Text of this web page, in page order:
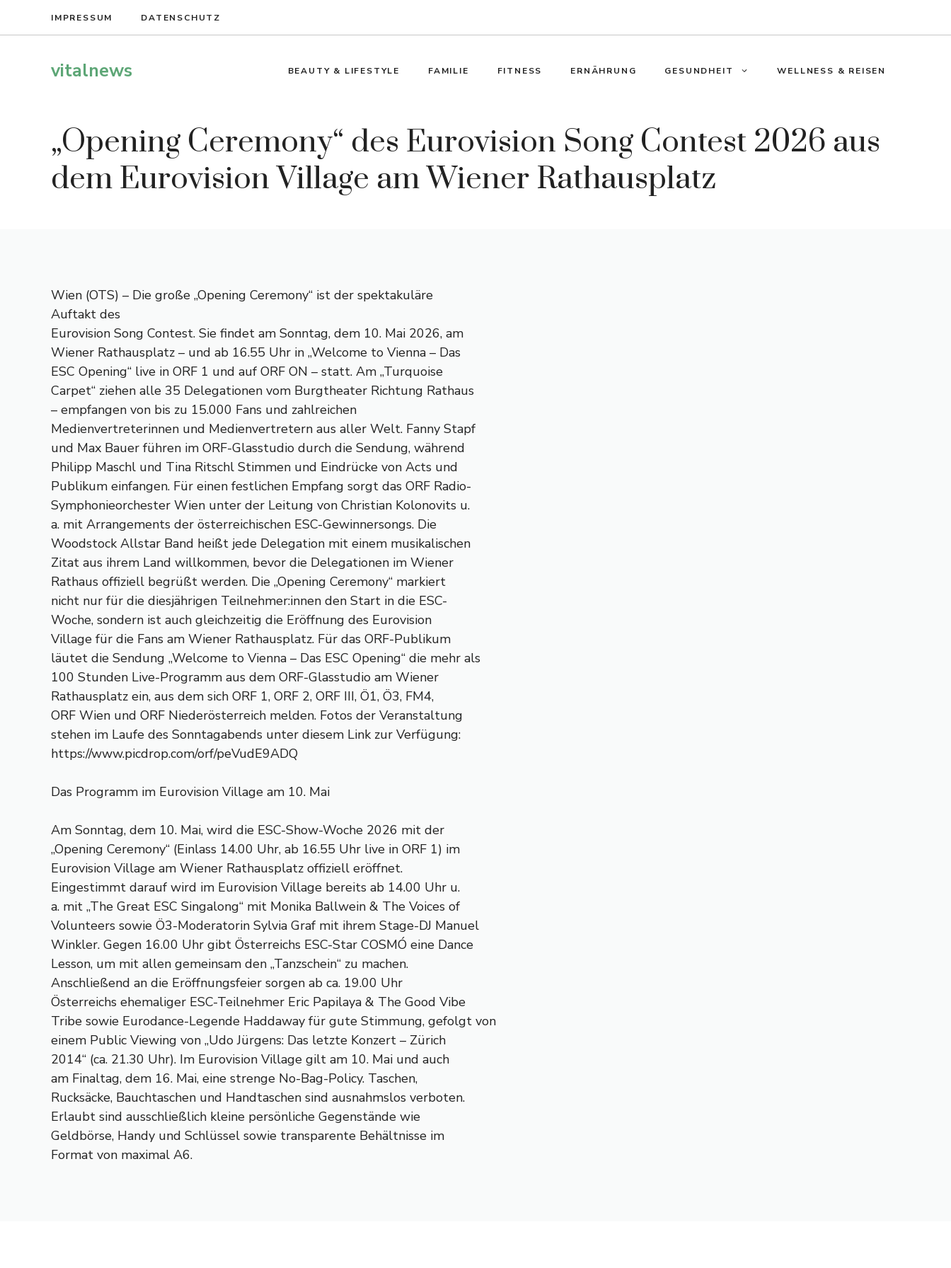
IMPRESSUM DATENSCHUTZ
vitalnews BEAUTY & LIFESTYLE FAMILIE FITNESS ERNÄHRUNG GESUNDHEIT WELLNESS & REISEN
„Opening Ceremony“ des Eurovision Song Contest 2026 aus
dem Eurovision Village am Wiener Rathausplatz
Wien (OTS) – Die große „Opening Ceremony“ ist der spektakuläre
Auftakt des
Eurovision Song Contest. Sie findet am Sonntag, dem 10. Mai 2026, am
Wiener Rathausplatz – und ab 16.55 Uhr in „Welcome to Vienna – Das
ESC Opening“ live in ORF 1 und auf ORF ON – statt. Am „Turquoise
Carpet“ ziehen alle 35 Delegationen vom Burgtheater Richtung Rathaus
– empfangen von bis zu 15.000 Fans und zahlreichen
Medienvertreterinnen und Medienvertretern aus aller Welt. Fanny Stapf
und Max Bauer führen im ORF-Glasstudio durch die Sendung, während
Philipp Maschl und Tina Ritschl Stimmen und Eindrücke von Acts und
Publikum einfangen. Für einen festlichen Empfang sorgt das ORF Radio-
Symphonieorchester Wien unter der Leitung von Christian Kolonovits u.
a. mit Arrangements der österreichischen ESC-Gewinnersongs. Die
Woodstock Allstar Band heißt jede Delegation mit einem musikalischen
Zitat aus ihrem Land willkommen, bevor die Delegationen im Wiener
Rathaus offiziell begrüßt werden. Die „Opening Ceremony“ markiert
nicht nur für die diesjährigen Teilnehmer:innen den Start in die ESC-
Woche, sondern ist auch gleichzeitig die Eröffnung des Eurovision
Village für die Fans am Wiener Rathausplatz. Für das ORF-Publikum
läutet die Sendung „Welcome to Vienna – Das ESC Opening“ die mehr als
100 Stunden Live-Programm aus dem ORF-Glasstudio am Wiener
Rathausplatz ein, aus dem sich ORF 1, ORF 2, ORF III, Ö1, Ö3, FM4,
ORF Wien und ORF Niederösterreich melden. Fotos der Veranstaltung
stehen im Laufe des Sonntagabends unter diesem Link zur Verfügung:
https://www.picdrop.com/orf/peVudE9ADQ
Das Programm im Eurovision Village am 10. Mai
Am Sonntag, dem 10. Mai, wird die ESC-Show-Woche 2026 mit der
„Opening Ceremony“ (Einlass 14.00 Uhr, ab 16.55 Uhr live in ORF 1) im
Eurovision Village am Wiener Rathausplatz offiziell eröffnet.
Eingestimmt darauf wird im Eurovision Village bereits ab 14.00 Uhr u.
a. mit „The Great ESC Singalong“ mit Monika Ballwein & The Voices of
Volunteers sowie Ö3-Moderatorin Sylvia Graf mit ihrem Stage-DJ Manuel
Winkler. Gegen 16.00 Uhr gibt Österreichs ESC-Star COSMÓ eine Dance
Lesson, um mit allen gemeinsam den „Tanzschein“ zu machen.
Anschließend an die Eröffnungsfeier sorgen ab ca. 19.00 Uhr
Österreichs ehemaliger ESC-Teilnehmer Eric Papilaya & The Good Vibe
Tribe sowie Eurodance-Legende Haddaway für gute Stimmung, gefolgt von
einem Public Viewing von „Udo Jürgens: Das letzte Konzert – Zürich
2014“ (ca. 21.30 Uhr). Im Eurovision Village gilt am 10. Mai und auch
am Finaltag, dem 16. Mai, eine strenge No-Bag-Policy. Taschen,
Rucksäcke, Bauchtaschen und Handtaschen sind ausnahmslos verboten.
Erlaubt sind ausschließlich kleine persönliche Gegenstände wie
Geldbörse, Handy und Schlüssel sowie transparente Behältnisse im
Format von maximal A6.